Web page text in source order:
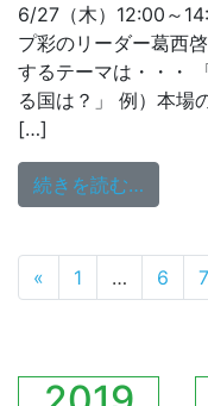
6/27（木）12:00～
プ彩のリーダー葛西
するテーマは・・・
る国は？」 例）本場
[…]
続きを読む…
投稿ナビ
« 1 … 6 7